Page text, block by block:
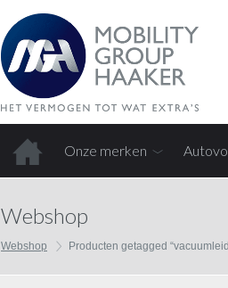
Onze merken
Webshop
Webshop Producten getagged